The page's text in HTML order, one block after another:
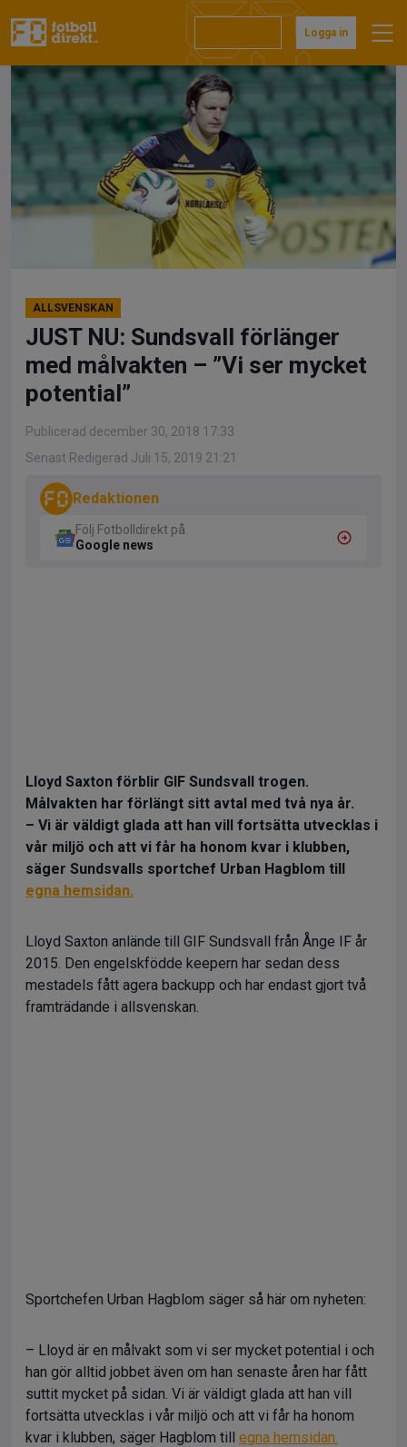
till
Logga in
ALLSVENSKAN
JUST NU: Sundsvall förlänger
med målvakten – ”Vi ser mycket
potential”
Publicerad december 30, 2018 17:33
Senast Redigerad Juli 15, 2019 21:21
Redaktionen
Följ Fotbolldirekt på
Google news
Lloyd Saxton förblir GIF Sundsvall trogen.
Målvakten har förlängt sitt avtal med två nya år.
– Vi är väldigt glada att han vill fortsätta utvecklas i
vår miljö och att vi får ha honom kvar i klubben,
säger Sundsvalls sportchef Urban Hagblom till
egna hemsidan.
Lloyd Saxton anlände till GIF Sundsvall från Ånge IF år
2015. Den engelskfödde keepern har sedan dess
mestadels fått agera backupp och har endast gjort två
framträdande i allsvenskan.
Sportchefen Urban Hagblom säger så här om nyheten:
– Lloyd är en målvakt som vi ser mycket potential i och
han gör alltid jobbet även om han senaste åren har fått
suttit mycket på sidan. Vi är väldigt glada att han vill
fortsätta utvecklas i vår miljö och att vi får ha honom
kvar i klubben, säger Hagblom till egna hemsidan.